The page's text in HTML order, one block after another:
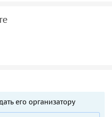
его организатору